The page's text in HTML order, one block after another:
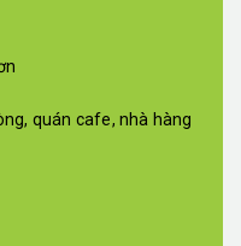
quán cafe, nhà hàng